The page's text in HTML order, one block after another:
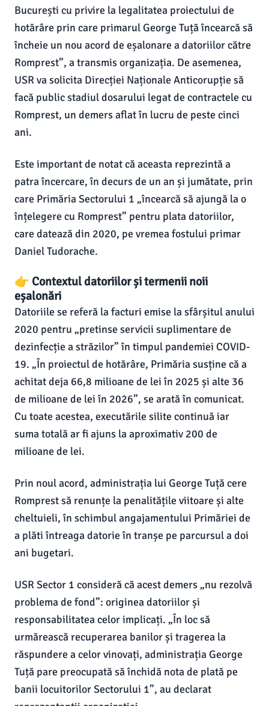
București cu privire la legalitatea proiectului de
hotărâre prin care primarul George Tuță încearcă să
încheie un nou acord de eșalonare a datoriilor către
Romprest”, a transmis organizația. De asemenea,
USR va solicita Direcției Naționale Anticorupție să
facă public stadiul dosarului legat de contractele cu
Romprest, un demers aflat în lucru de peste cinci
ani.
Este important de notat că aceasta reprezintă a
patra încercare, în decurs de un an și jumătate, prin
care Primăria Sectorului 1 „încearcă să ajungă la o
înțelegere cu Romprest” pentru plata datoriilor,
care datează din 2020, pe vremea fostului primar
Daniel Tudorache.
👉 Contextul datoriilor și termenii noii
eșalonări
Datoriile se referă la facturi emise la sfârșitul anului
2020 pentru „pretinse servicii suplimentare de
dezinfecție a străzilor” în timpul pandemiei COVID-
19. „În proiectul de hotărâre, Primăria susține că a
achitat deja 66,8 milioane de lei în 2025 și alte 36
de milioane de lei în 2026”, se arată în comunicat.
Cu toate acestea, executările silite continuă iar
suma totală ar fi ajuns la aproximativ 200 de
milioane de lei.
Prin noul acord, administrația lui George Tuță cere
Romprest să renunțe la penalitățile viitoare și alte
cheltuieli, în schimbul angajamentului Primăriei de
a plăti întreaga datorie în tranșe pe parcursul a doi
ani bugetari.
USR Sector 1 consideră că acest demers „nu rezolvă
problema de fond”: originea datoriilor și
responsabilitatea celor implicați. „În loc să
urmărească recuperarea banilor și tragerea la
răspundere a celor vinovați, administrația George
Tuță pare preocupată să închidă nota de plată pe
banii locuitorilor Sectorului 1”, au declarat